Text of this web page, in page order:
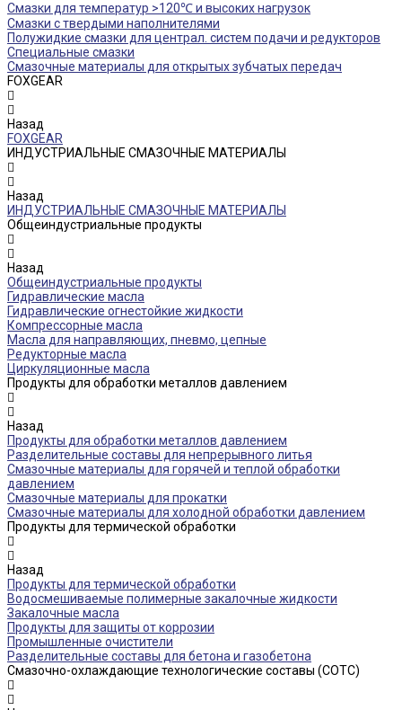
Смазки для температур >120℃ и высоких нагрузок
Смазки с твердыми наполнителями
Полужидкие смазки для централ. систем подачи и редукторов
Специальные смазки
Смазочные материалы для открытых зубчатых передач
FOXGEAR
Назад
FOXGEAR
ИНДУСТРИАЛЬНЫЕ СМАЗОЧНЫЕ МАТЕРИАЛЫ
Назад
ИНДУСТРИАЛЬНЫЕ СМАЗОЧНЫЕ МАТЕРИАЛЫ
Общеиндустриальные продукты
Назад
Общеиндустриальные продукты
Гидравлические масла
Гидравлические огнестойкие жидкости
Компрессорные масла
Масла для направляющих, пневмо, цепные
Редукторные масла
Циркуляционные масла
Продукты для обработки металлов давлением
Назад
Продукты для обработки металлов давлением
Разделительные составы для непрерывного литья
Смазочные материалы для горячей и теплой обработки
давлением
Смазочные материалы для прокатки
Смазочные материалы для холодной обработки давлением
Продукты для термической обработки
Назад
Продукты для термической обработки
Водосмешиваемые полимерные закалочные жидкости
Закалочные масла
Продукты для защиты от коррозии
Промышленные очистители
Разделительные составы для бетона и газобетона
Смазочно-охлаждающие технологические составы (СОТС)